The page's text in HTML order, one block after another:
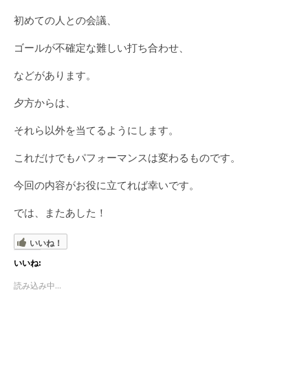
初めての人との会議、
ゴールが不確定な難しい打ち合わせ、
などがあります。
夕方からは、
それら以外を当てるようにします。
これだけでもパフォーマンスは変わるものです。
今回の内容がお役に立てれば幸いです。
では、またあした！
いいね！
いいね:
読み込み中...